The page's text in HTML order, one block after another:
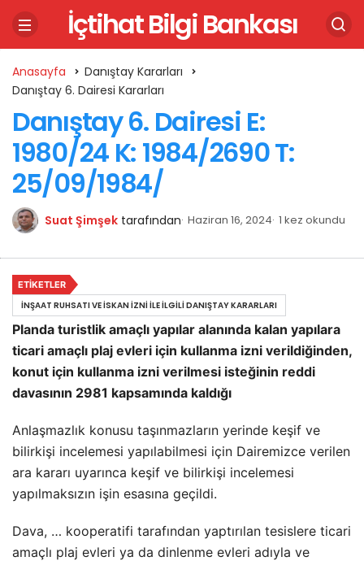
İçtihat Bilgi Bankası
Anasayfa
Danıştay Kararları
Danıştay 6. Dairesi Kararları
Danıştay 6. Dairesi E:
1980/24 K: 1984/2690 T:
25/09/1984/
Suat Şimşek tarafından Haziran 16, 2024 1 kez okundu
Planda turistlik amaçlı yapılar alanında kalan yapılara
ticari amaçlı plaj evleri için kullanma izni verildiğinden,
konut için kullanma izni verilmesi isteğinin reddi
davasının 2981 kapsamında kaldığı
Anlaşmazlık konusu taşınmazların yerinde keşif ve
bilirkişi incelemesi yapılabilmesi için Dairemizce verilen
ara kararı uyarınca keşif ve bilirkişi incelemesi
yapılmaksızın işin esasına geçildi.
Dava, … kooperatifi tarafından yaptırılan tesislere ticari
amaçlı plaj evleri ya da dinlenme evleri adıyla ve
ETIKETLER
İNŞAAT RUHSATI VE İSKAN İZNI ILE İLGILI DANIŞTAY KARARLARI